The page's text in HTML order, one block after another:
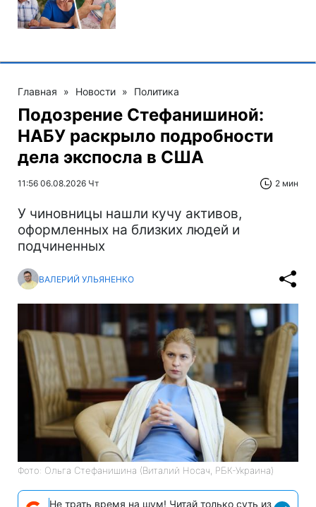
Главная » Новости » Политика
Подозрение Стефанишиной:
НАБУ раскрыло подробности
дела экспосла в США
11:56 06.08.2026 Чт 2 мин
У чиновницы нашли кучу активов,
оформленных на близких людей и
подчиненных
ВАЛЕРИЙ УЛЬЯНЕНКО
Фото: Ольга Стефанишина (Виталий Носач, РБК-Украина)
Не трать время на шум! Читай только суть из